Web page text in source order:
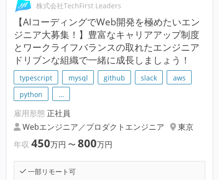
株式会社TechFirst Leaders
【AIコーディングでWeb開発を極めたいエン
ジニア大募集！】豊富なキャリアアップ制度
とワークライフバランスの取れたエンジニア
ドリブンな組織で一緒に成長しましょう！
typescript mysql github slack
aws
python
…
雇用形態 正社員
Webエンジニア／プロダクトエンジニア
東京
年収 450万円 〜 800万円
一部リモート可